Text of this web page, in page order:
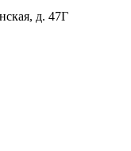
д. 47Г